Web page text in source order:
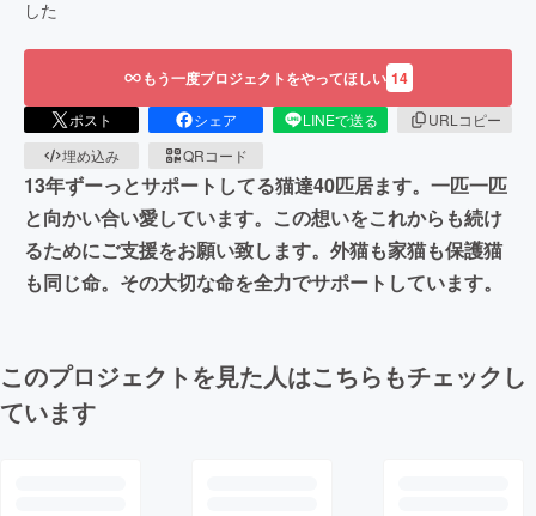
した
もう一度プロジェクトをやってほしい 14
ポスト シェア LINEで送る
URLコピー
埋め込み
QRコード
13年ずーっとサポートしてる猫達40匹居ます。一匹一匹
と向かい合い愛しています。この想いをこれからも続け
るためにご支援をお願い致します。外猫も家猫も保護猫
も同じ命。その大切な命を全力でサポートしています。
このプロジェクトを見た人はこちらもチェックし
ています